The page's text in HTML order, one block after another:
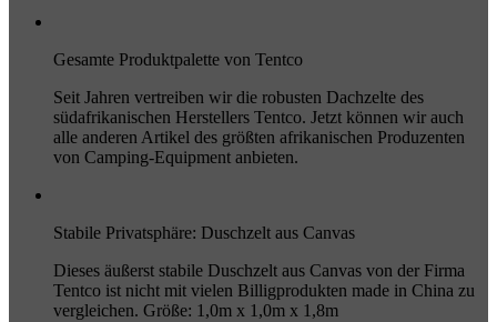
Gesamte Produktpalette von Tentco
Seit Jahren vertreiben wir die robusten Dachzelte des
südafrikanischen Herstellers Tentco. Jetzt können wir auch
alle anderen Artikel des größten afrikanischen Produzenten
von Camping-Equipment anbieten.
Stabile Privatsphäre: Duschzelt aus Canvas
Dieses äußerst stabile Duschzelt aus Canvas von der Firma
Tentco ist nicht mit vielen Billigprodukten made in China zu
vergleichen. Größe: 1,0m x 1,0m x 1,8m